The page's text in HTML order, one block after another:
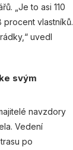
„Je to asi 110
procent vlastníků.
uvedl
svým
navzdory
Vedení
po